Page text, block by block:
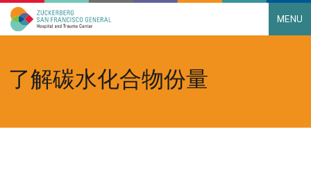
Main Navigation MENU
了解碳水化合物份量